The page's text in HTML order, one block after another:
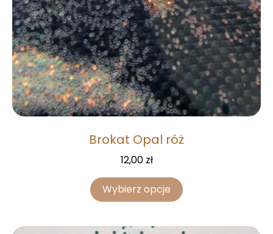
Brokat Opal róż
12,00 zł
Wybierz opcje